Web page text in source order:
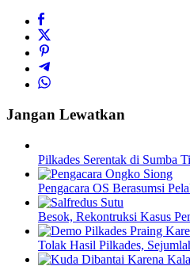
Jangan Lewatkan
Pilkades Serentak di Sumba
Pengacara OS Berasumsi
Besok, Rekontruksi Kasus
Tolak Hasil Pilkades,